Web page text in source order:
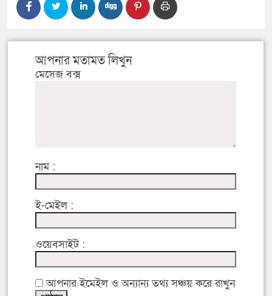
আপনার মতামত লিখুন
মেসেজ বক্স
নাম :
ই-মেইল :
ওয়েবসাইট :
আপনার ইমেইল ও অন্যান্য তথ্য সঞ্চয় করে রাখুন